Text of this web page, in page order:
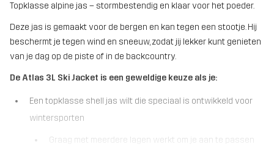
Topklasse alpine jas – stormbestendig en klaar voor het poeder.
Deze jas is gemaakt voor de bergen en kan tegen een stootje. Hij
beschermt je tegen wind en sneeuw, zodat jij lekker kunt genieten
van je dag op de piste of in de backcountry.
De Atlas 3L Ski Jacket is een geweldige keuze als je:
Een topklasse shell jas wilt die speciaal is ontwikkeld voor
wintersporten
Graag met meerdere lagen werkt om je aan te passen